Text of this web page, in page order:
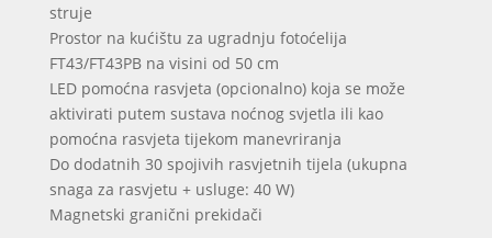
struje
Prostor na kućištu za ugradnju fotoćelija
FT43/FT43PB na visini od 50 cm
LED pomoćna rasvjeta (opcionalno) koja se može
aktivirati putem sustava noćnog svjetla ili kao
pomoćna rasvjeta tijekom manevriranja
Do dodatnih 30 spojivih rasvjetnih tijela (ukupna
snaga za rasvjetu + usluge: 40 W)
Magnetski granični prekidači